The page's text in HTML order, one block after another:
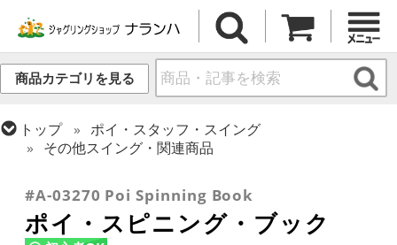
商品カテゴリを見る
トップ
ポイ・スタッフ・スイング
その他スイング・関連商品
#A-03270 Poi Spinning Book
ポイ・スピニング・ブック